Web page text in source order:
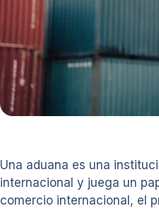
Una aduana es una
internacional y juega un
comercio internacional, el